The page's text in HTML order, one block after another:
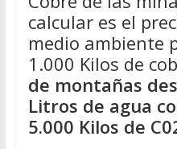
calcular es el
medio ambiente
1.000 Kilos de
de montañas
Litros de agua
5.000 Kilos de